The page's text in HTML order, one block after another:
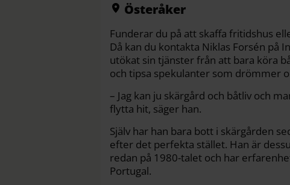
Österåker
Funderar du på att skaffa fritidshus
Då kan du kontakta Niklas Forsén på
utökat sin tjänster från att bara köra
och tipsa spekulanter som drömmer
– Jag kan ju skärgård och båtliv och
flytta hit, säger han.
Själv har han bara bott i skärgården
efter det perfekta stället. Han är
redan på 1980-talet och har
Portugal.